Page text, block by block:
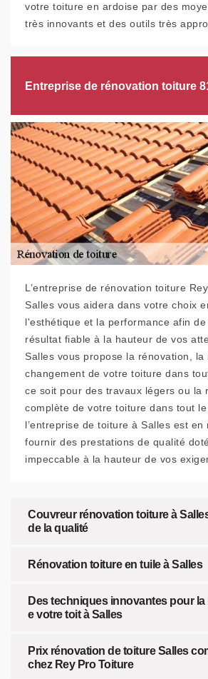
votre toiture en ardoise par des
très innovants et des outils très
Entreprise de rénovation toiture
L’entreprise de rénovation toiture
Salles vous aidera dans votre choix
l'esthétique et la performance afin
résultat fiable à la hauteur de vos
Salles vous propose la rénovation,
changement de votre toiture dans
ce soit pour des travaux légers ou la
complète de votre toiture dans tout le
l’entreprise de toiture à Salles est en
fournir des prestations de qualité
impeccable à la hauteur de vos
Couvreur rénovation toiture à
de la qualité
Rénovation toiture en tuile à Salles
Des techniques innovantes pour
e votre toit à Salles
Prix rénovation de toiture Salles
chez Rey Pro Toiture